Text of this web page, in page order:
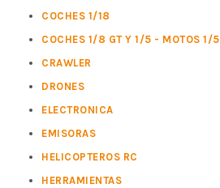
COCHES 1/18
COCHES 1/8 GT Y 1/5 - MOTOS 1/5
CRAWLER
DRONES
ELECTRONICA
EMISORAS
HELICOPTEROS RC
HERRAMIENTAS